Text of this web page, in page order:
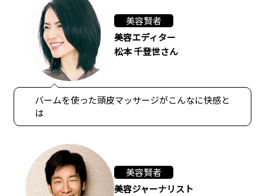
美容賢者
美容エディター
松本 千登世さん
バームを使った頭皮マッサージがこんなに快感と
は
美容賢者
美容ジャーナリスト